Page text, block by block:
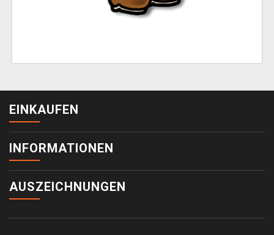
EINKAUFEN
INFORMATIONEN
AUSZEICHNUNGEN